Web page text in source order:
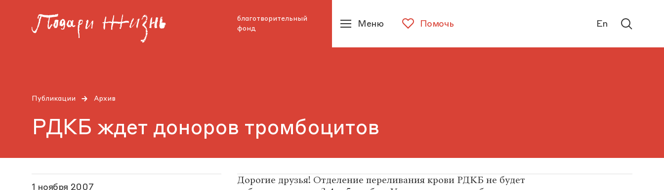
благотворительный
фонд
Помочь
Меню En
Публикации Архив
РДКБ ждет доноров тромбоцитов
1 ноября 2007
Дорогие друзья! Отделение переливания крови РДКБ не будет